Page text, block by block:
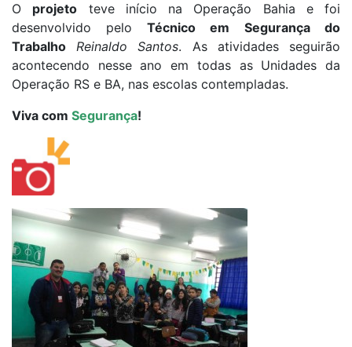
O projeto teve início na Operação Bahia e foi
desenvolvido pelo Técnico em Segurança do
Trabalho
Reinaldo Santos. As atividades seguirão
acontecendo nesse ano em todas as Unidades da
Operação RS e BA, nas escolas contempladas.
Viva com Segurança!